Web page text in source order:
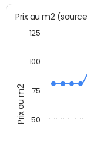
Prix au m2
Prix au m2
50
75
100
125